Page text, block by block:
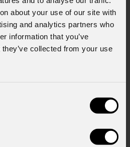
about your use of our site with
and analytics partners who
information that you’ve
collected from your use
commerciali e iniziative di
dei dati